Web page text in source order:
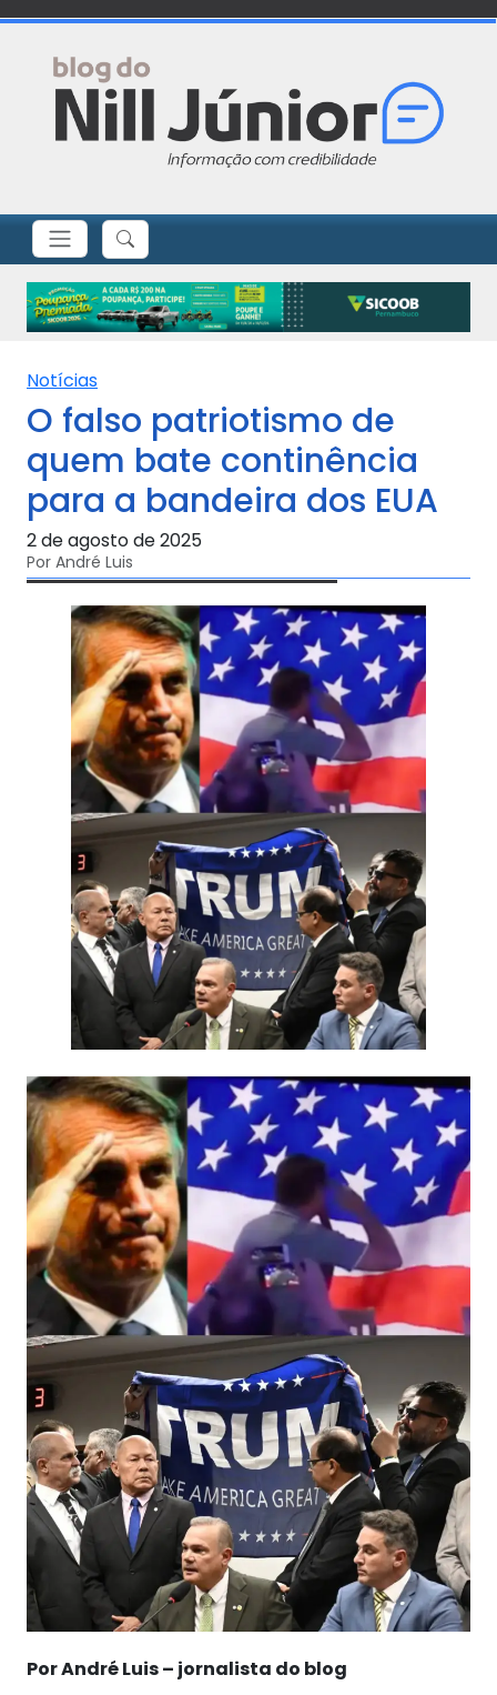
Notícias
O falso patriotismo de
quem bate continência
para a bandeira dos EUA
2 de agosto de 2025
Por André Luis
Por André Luis – jornalista do blog